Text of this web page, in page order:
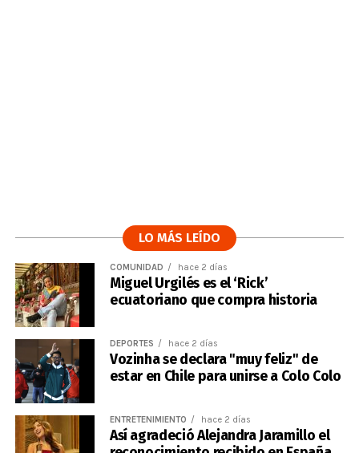
LO MÁS LEÍDO
COMUNIDAD hace 2 días
Miguel Urgilés es el ‘Rick’
ecuatoriano que compra historia
DEPORTES hace 2 días
Vozinha se declara "muy feliz" de
estar en Chile para unirse a Colo Colo
ENTRETENIMIENTO hace 2 días
Así agradeció Alejandra Jaramillo el